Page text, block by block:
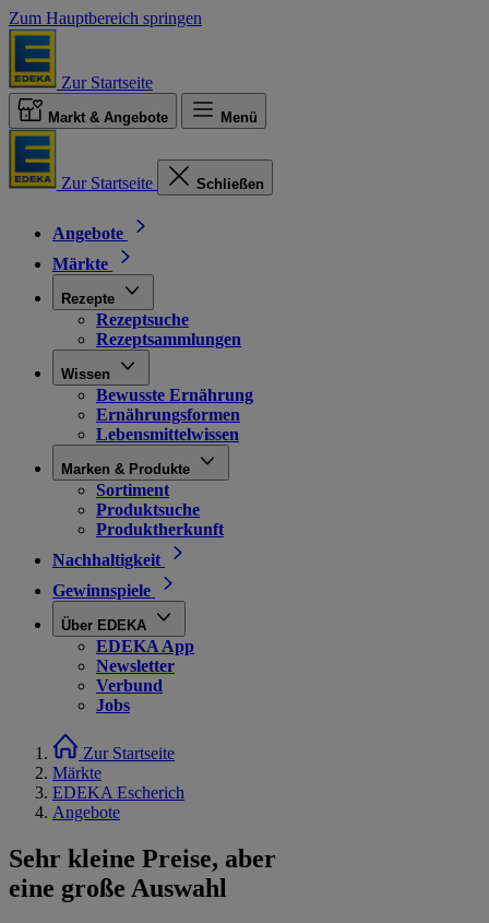
Zum Hauptbereich springen
Zur Startseite
Markt & Angebote Menü
Zur Startseite Schließen
Angebote
Märkte
Rezepte
Rezeptsuche
Rezeptsammlungen
Wissen
Bewusste Ernährung
Ernährungsformen
Lebensmittelwissen
Marken & Produkte
Sortiment
Produktsuche
Produktherkunft
Nachhaltigkeit
Gewinnspiele
Über EDEKA
EDEKA App
Newsletter
Verbund
Jobs
Zur Startseite
Märkte
EDEKA Escherich
Angebote
Sehr kleine Preise, aber
eine große Auswahl